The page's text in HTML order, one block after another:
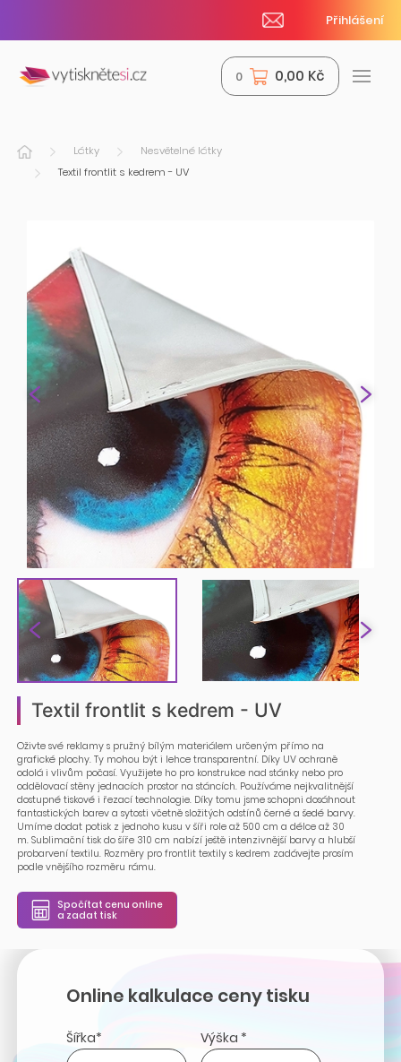
Přihlášení
0 0,00 Kč
Látky
Nesvětelné látky
Textil frontlit s kedrem - UV
Textil frontlit s kedrem - UV
Oživte své reklamy s pružný bílým materiálem určeným přímo na
grafické plochy. Ty mohou být i lehce transparentní. Díky UV ochraně
odolá i vlivům počasí. Využijete ho pro konstrukce nad stánky nebo pro
oddělovací stěny jednacích prostor na stáncích. Používáme nejkvalitnější
dostupné tiskové i řezací technologie. Díky tomu jsme schopni dosáhnout
fantastických barev a sytosti včetně složitých odstínů černé a šedé barvy.
Umíme dodat potisk z jednoho kusu v šíři role až 500 cm a délce až 30
m. Sublimační tisk do šíře 310 cm nabízí ještě intenzivnější barvy a hlubší
probarvení textilu. Rozměry pro frontlit textily s kedrem zadávejte prosím
podle vnějšího rozměru rámu.
Spočítat cenu online
a zadat tisk
Online kalkulace ceny tisku
Šířka* Výška *